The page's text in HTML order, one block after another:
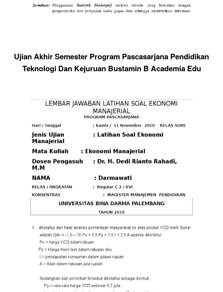
Ujian Akhir Semester Program Pascasarjana Pendidikan
Teknologi Dan Kejuruan Bustamin B Academia Edu